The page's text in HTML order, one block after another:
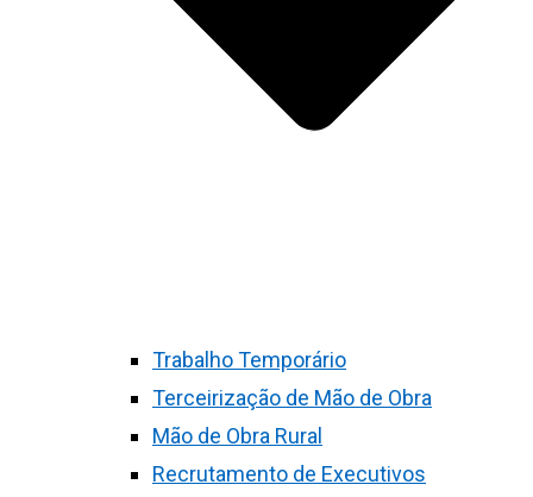
Trabalho Temporário
Terceirização de Mão de Obra
Mão de Obra Rural
Recrutamento de Executivos